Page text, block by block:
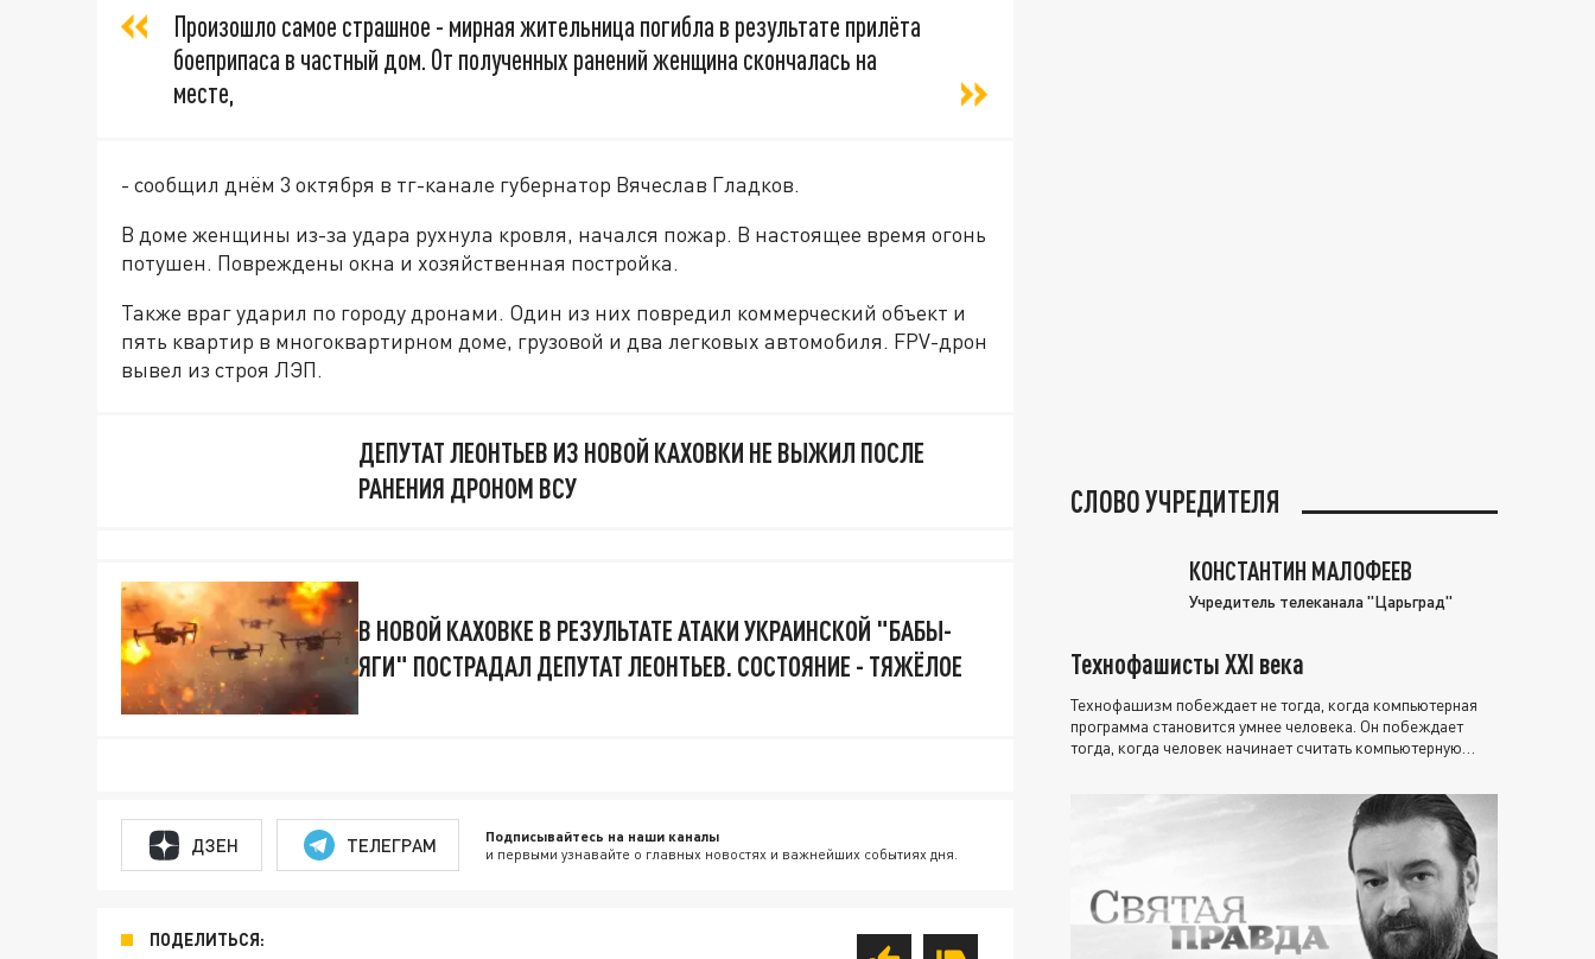
Произошло самое страшное - мирная жительница погибла в результате прилёта
боеприпаса в частный дом. От полученных ранений женщина скончалась на
месте,
- сообщил днём 3 октября в тг-канале губернатор Вячеслав Гладков.
В доме женщины из-за удара рухнула кровля, начался пожар. В настоящее время огонь
потушен. Повреждены окна и хозяйственная постройка.
Также враг ударил по городу дронами. Один из них повредил коммерческий объект и
пять квартир в многоквартирном доме, грузовой и два легковых автомобиля. FPV-дрон
вывел из строя ЛЭП.
ДЕПУТАТ ЛЕОНТЬЕВ ИЗ НОВОЙ КАХОВКИ НЕ ВЫЖИЛ ПОСЛЕ
РАНЕНИЯ ДРОНОМ ВСУ
В НОВОЙ КАХОВКЕ В РЕЗУЛЬТАТЕ АТАКИ УКРАИНСКОЙ "БАБЫ-
ЯГИ" ПОСТРАДАЛ ДЕПУТАТ ЛЕОНТЬЕВ. СОСТОЯНИЕ - ТЯЖЁЛОЕ
ДЗЕН ТЕЛЕГРАМ Подписывайтесь на наши каналы
и первыми узнавайте о главных новостях и важнейших событиях дня.
ПОДЕЛИТЬСЯ:
СЛОВО УЧРЕДИТЕЛЯ
КОНСТАНТИН МАЛОФЕЕВ
Учредитель телеканала "Царьград"
Технофашисты XXI века
Технофашизм побеждает не тогда, когда компьютерная
программа становится умнее человека. Он побеждает
тогда, когда человек начинает считать компьютерную